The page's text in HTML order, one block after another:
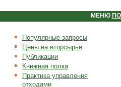
МЕНЮ
Популярные запросы
Цены на вторсырье
Публикации
Книжная полка
Практика управления
отходами